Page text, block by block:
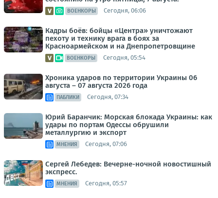
ВОЕНКОРЫ Сегодня, 06:06
Кадры боёв: бойцы «Центра» уничтожают
пехоту и технику врага в боях за
Красноармейском и на Днепропетровщине
ВОЕНКОРЫ Сегодня, 05:54
Хроника ударов по территории Украины 06
августа – 07 августа 2026 года
ПАБЛИКИ Сегодня, 07:34
Юрий Баранчик: Морская блокада Украины: как
удары по портам Одессы обрушили
металлургию и экспорт
МНЕНИЯ Сегодня, 07:06
Сергей Лебедев: Вечерне-ночной новостишный
экспресс.
МНЕНИЯ Сегодня, 05:57